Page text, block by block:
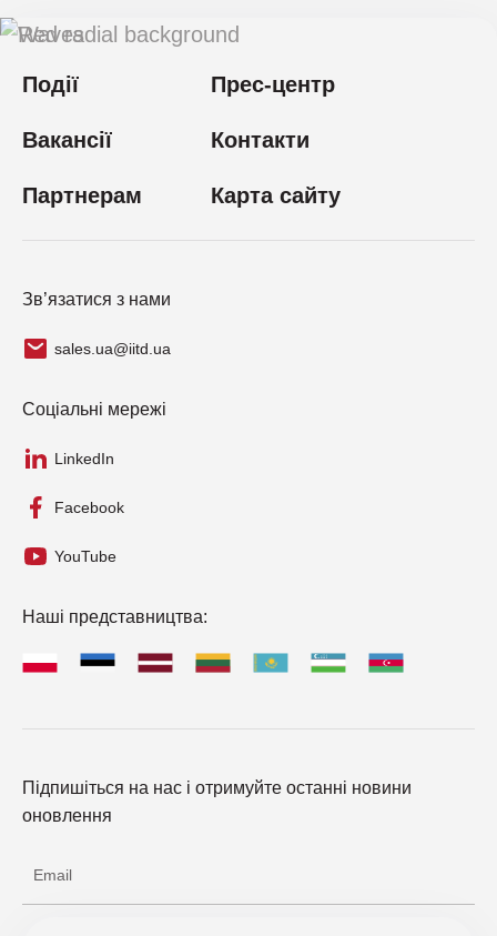
Події Прес-центр
Вакансії Контакти
Партнерам Карта сайту
Зв’язатися з нами
sales.ua@iitd.ua
Наші представництва:
Соціальні мережі
LinkedIn
Facebook
YouTube
Підпишіться на нас і отримуйте останні новини
оновлення